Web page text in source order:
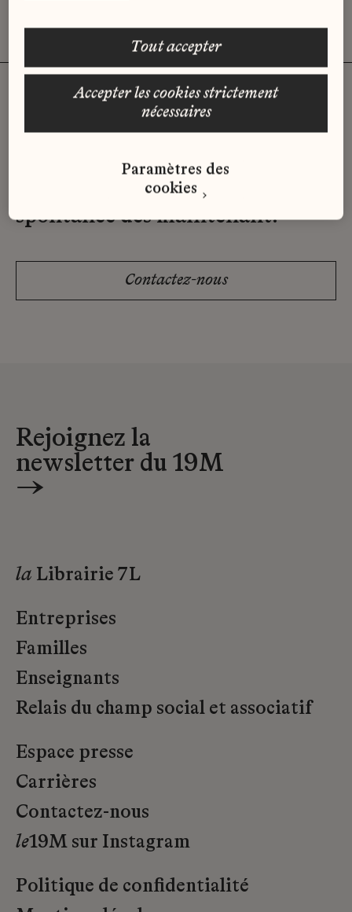
Vous n'avez pas trouvé d'offre
qui correspond à votre profil ?
Envoyez-nous votre candidature
spontanée dès maintenant.
Contactez-nous
Rejoignez la
newsletter du 19M
→
la Librairie 7L
Entreprises
Familles
Enseignants
Relais du champ social et associatif
Espace presse
Carrières
Contactez-nous
le19M sur Instagram
Politique de confidentialité
accepter les cookies strictement
nécessaires
tout accepter
Paramètres des
cookies